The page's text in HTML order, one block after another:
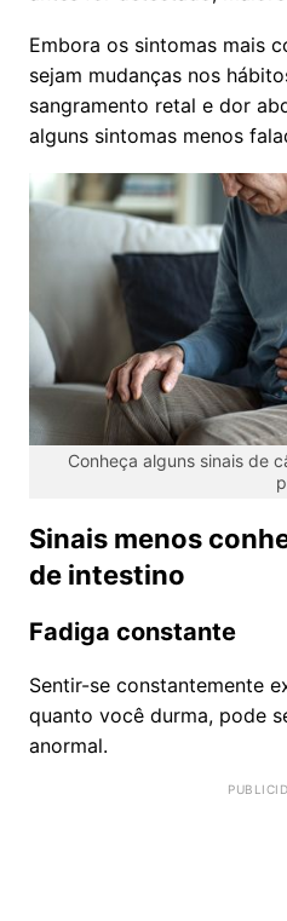
Embora os sintomas mais
sejam mudanças nos
sangramento retal e dor
alguns sintomas menos
Conheça alguns sinais de
Sinais menos
de intestino
Fadiga constante
Sentir-se constantemente
quanto você durma, pode
anormal.